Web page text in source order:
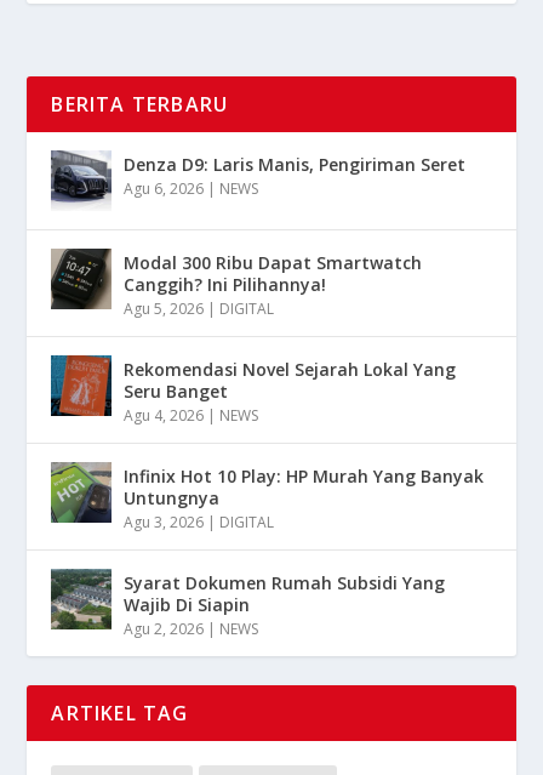
BERITA TERBARU
Denza D9: Laris Manis, Pengiriman Seret
Agu 6, 2026 | NEWS
Modal 300 Ribu Dapat Smartwatch
Canggih? Ini Pilihannya!
Agu 5, 2026 | DIGITAL
Rekomendasi Novel Sejarah Lokal Yang
Seru Banget
Agu 4, 2026 | NEWS
Infinix Hot 10 Play: HP Murah Yang Banyak
Untungnya
Agu 3, 2026 | DIGITAL
Syarat Dokumen Rumah Subsidi Yang
Wajib Di Siapin
Agu 2, 2026 | NEWS
ARTIKEL TAG